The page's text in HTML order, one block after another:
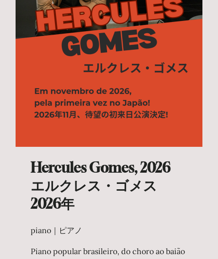
Hercules Gomes, 2026
エルクレス・ゴメス
2026年
piano｜ピアノ
Piano popular brasileiro, do choro ao baião